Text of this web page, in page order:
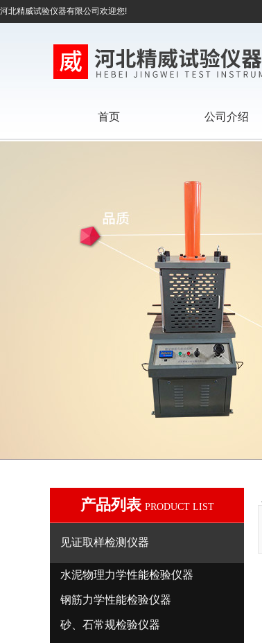
河北精威试验仪器有限公司欢迎您!
首页 公司介绍
产品列表 PRODUCT LIST
见证取样检测仪器
水泥物理力学性能检验仪器
钢筋力学性能检验仪器
砂、石常规检验仪器